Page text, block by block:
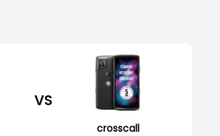
VS
crosscall